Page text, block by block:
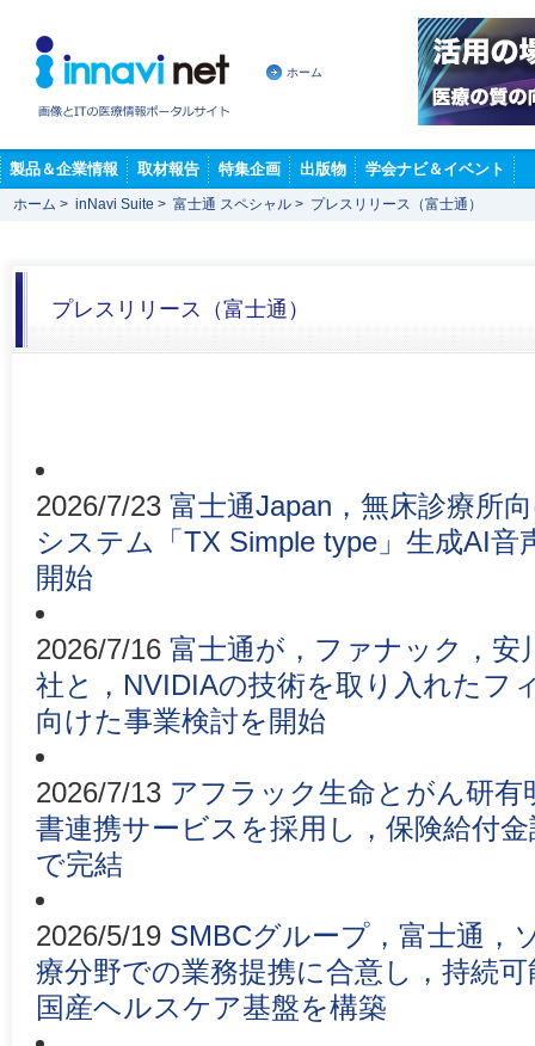
ホーム
製品＆企業情報 取材報告 特集企画 出版物 学会ナビ＆イベント
ホーム > inNavi Suite > 富士通 スペシャル > プレスリリース（富士通）
プレスリリース（富士通）
2026/7/23 富士通Japan，無床診療所
システム「TX Simple type」生成AI
開始
2026/7/16 富士通が，ファナック，安
社と，NVIDIAの技術を取り入れたフ
向けた事業検討を開始
2026/7/13 アフラック生命とがん研有
書連携サービスを採用し，保険給付
で完結
2026/5/19 SMBCグループ，富士通，
療分野での業務提携に合意し，持続
国産ヘルスケア基盤を構築